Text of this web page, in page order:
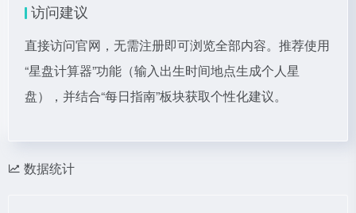
访问建议
直接访问官网，无需注册即可浏览全部内容。推荐使用
“星盘计算器”功能（输入出生时间地点生成个人星
盘），并结合“每日指南”板块获取个性化建议。
数据统计